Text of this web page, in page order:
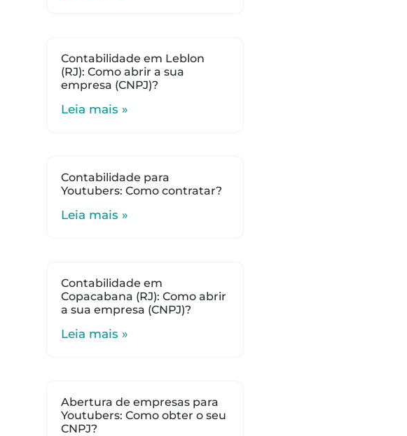
Contabilidade em Leblon
(RJ): Como abrir a sua
empresa (CNPJ)?
Leia mais »
Contabilidade para
Youtubers: Como contratar?
Leia mais »
Contabilidade em
Copacabana (RJ): Como abrir
a sua empresa (CNPJ)?
Leia mais »
Abertura de empresas para
Youtubers: Como obter o seu
CNPJ?